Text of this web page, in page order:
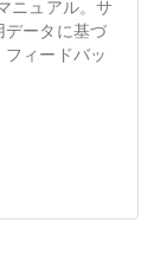
ニュアル。サ
データに基づ
ィードバッ